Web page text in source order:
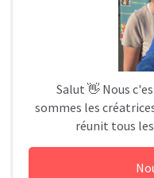
Salut 👋 Nous
sommes les
réunit tous